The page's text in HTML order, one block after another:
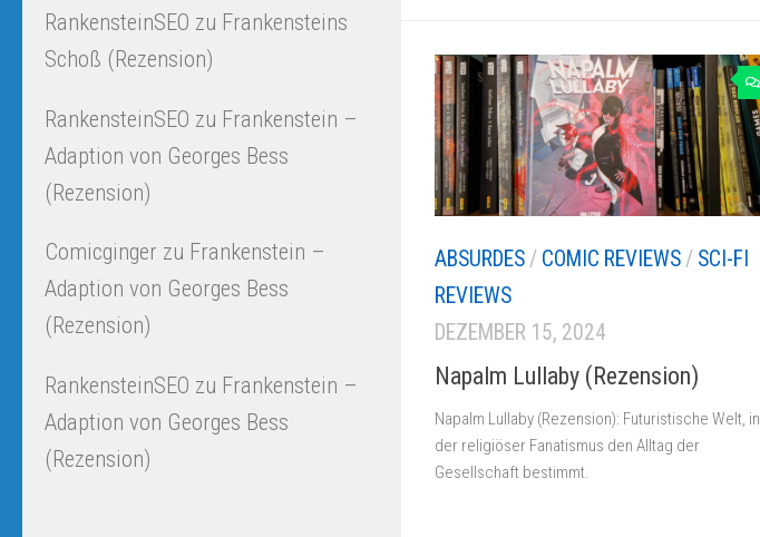
ABSURDES / COMIC REVIEWS / SCI-FI
REVIEWS
DEZEMBER 15, 2024
Napalm Lullaby (Rezension)
Napalm Lullaby (Rezension): Futuristische Welt, in
der religiöser Fanatismus den Alltag der
Gesellschaft bestimmt.
RankensteinSEO zu Frankensteins
Schoß (Rezension)
RankensteinSEO zu Frankenstein –
Adaption von Georges Bess
(Rezension)
Comicginger zu Frankenstein –
Adaption von Georges Bess
(Rezension)
RankensteinSEO zu Frankenstein –
Adaption von Georges Bess
(Rezension)